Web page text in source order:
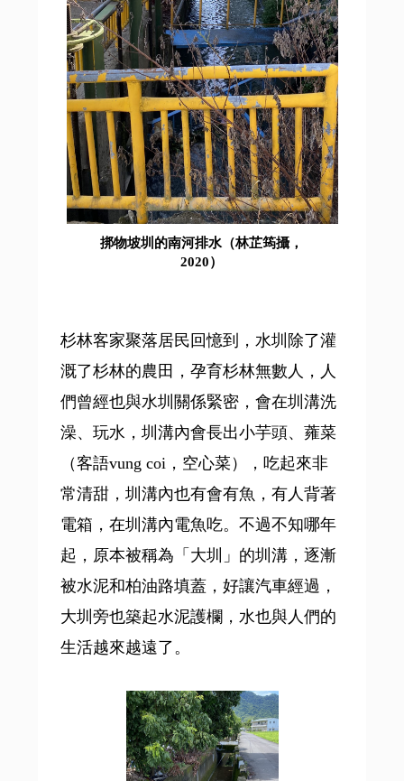
挷物坡圳的南河排水（林芷筠攝，
2020）
杉林客家聚落居民回憶到，水圳除了灌
溉了杉林的農田，孕育杉林無數人，人
們曾經也與水圳關係緊密，會在圳溝洗
澡、玩水，圳溝內會長出小芋頭、蕹菜
（客語vung coi，空心菜），吃起來非
常清甜，圳溝內也有會有魚，有人背著
電箱，在圳溝內電魚吃。不過不知哪年
起，原本被稱為「大圳」的圳溝，逐漸
被水泥和柏油路填蓋，好讓汽車經過，
大圳旁也築起水泥護欄，水也與人們的
生活越來越遠了。